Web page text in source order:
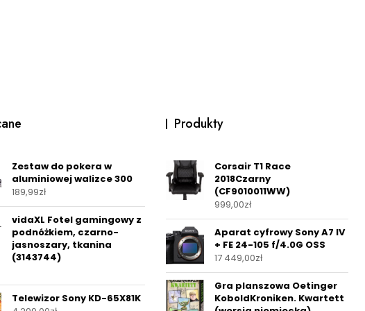
Zestaw do pokera w
aluminiowej walizce 300
189,99zł
vidaXL Fotel gamingowy z
podnóżkiem, czarno-
jasnoszary, tkanina
(3143744)
Telewizor Sony KD-65X81K
Produkty
Corsair T1 Race
2018Czarny
(CF9010011WW)
999,00zł
Aparat cyfrowy Sony A7 IV
+ FE 24-105 f/4.0G OSS
17 449,00zł
Gra planszowa Oetinger
KoboldKroniken. Kwartett